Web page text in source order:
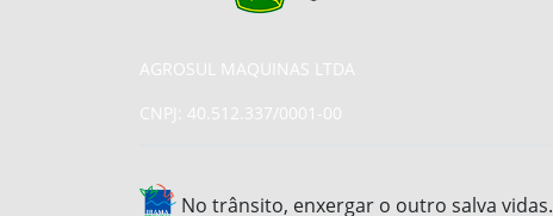
AGROSUL MAQUINAS LTDA
CNPJ: 40.512.337/0001-00
No trânsito, enxergar o outro salva vidas.